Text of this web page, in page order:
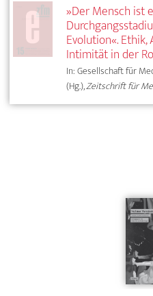
»Der Mensch ist
Evolution«.
Intimität in der
In: Gesellschaft für
(Hg.),Zeitschrift für